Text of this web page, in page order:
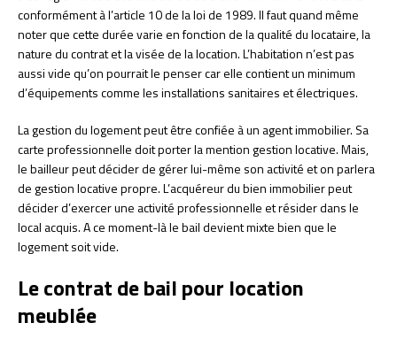
conformément à l’article 10 de la loi de 1989. Il faut quand même
noter que cette durée varie en fonction de la qualité du locataire, la
nature du contrat et la visée de la location. L’habitation n’est pas
aussi vide qu’on pourrait le penser car elle contient un minimum
d’équipements comme les installations sanitaires et électriques.
La gestion du logement peut être confiée à un agent immobilier. Sa
carte professionnelle doit porter la mention gestion locative. Mais,
le bailleur peut décider de gérer lui-même son activité et on parlera
de gestion locative propre. L’acquéreur du bien immobilier peut
décider d’exercer une activité professionnelle et résider dans le
local acquis. A ce moment-là le bail devient mixte bien que le
logement soit vide.
Le contrat de bail pour location
meublée